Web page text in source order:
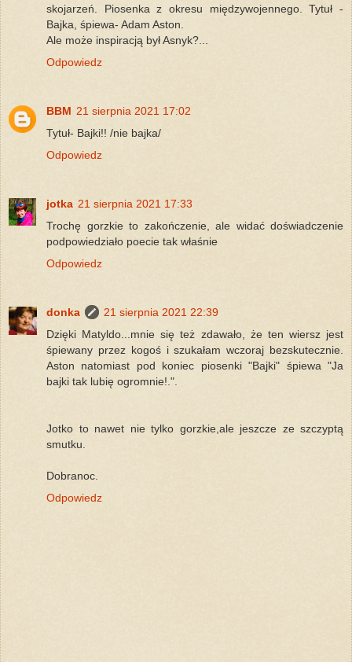
skojarzeń. Piosenka z okresu międzywojennego. Tytuł -
Bajka, śpiewa- Adam Aston.
Ale może inspiracją był Asnyk?...
Odpowiedz
BBM 21 sierpnia 2021 17:02
Tytuł- Bajki!! /nie bajka/
Odpowiedz
jotka 21 sierpnia 2021 17:33
Trochę gorzkie to zakończenie, ale widać doświadczenie
podpowiedziało poecie tak właśnie
Odpowiedz
donka
21 sierpnia 2021 22:39
Dzięki Matyldo...mnie się też zdawało, że ten wiersz jest
śpiewany przez kogoś i szukałam wczoraj bezskutecznie.
Aston natomiast pod koniec piosenki "Bajki" śpiewa "Ja
bajki tak lubię ogromnie!.".
Jotko to nawet nie tylko gorzkie,ale jeszcze ze szczyptą
smutku.
Dobranoc.
Odpowiedz